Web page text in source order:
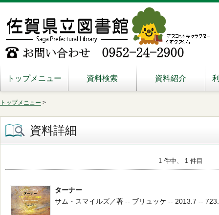
トップメニュー 資料検索 資料紹介
トップメニュー >
資料詳細
1 件中、 1 件目
ターナー
サム・スマイルズ／著 -- ブリュッケ -- 2013.7 --